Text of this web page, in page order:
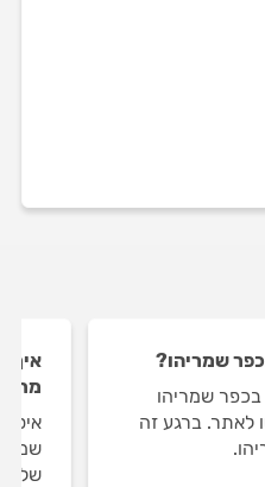
שמריהו?
בכפר שמריהו
לאתר. ברגע זה
איך